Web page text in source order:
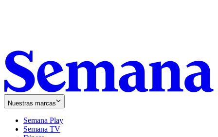
Nuestras marcas
Semana Play
Semana TV